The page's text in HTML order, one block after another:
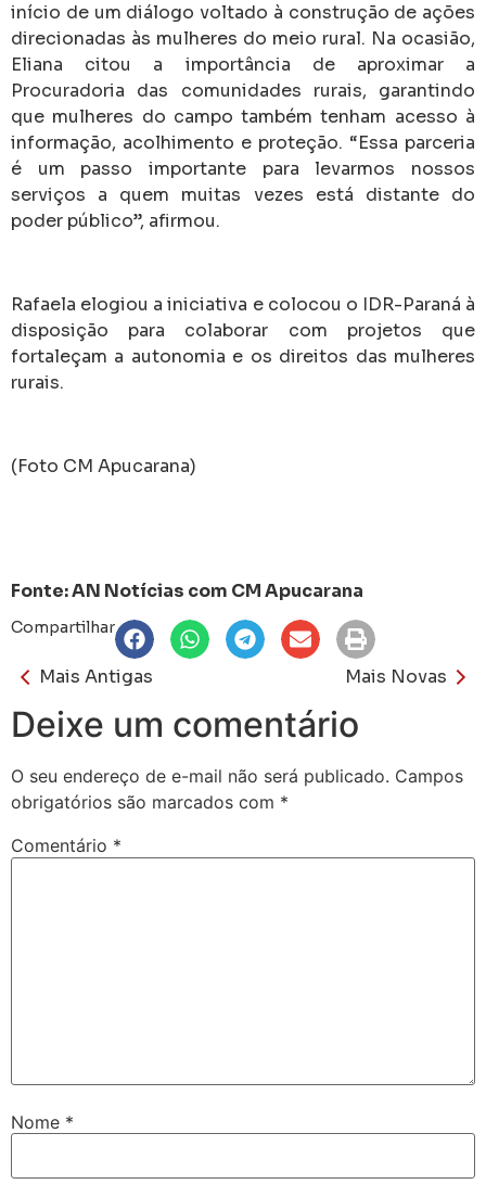
início de um diálogo voltado à construção de ações
direcionadas às mulheres do meio rural. Na ocasião,
Eliana citou a importância de aproximar a
Procuradoria das comunidades rurais, garantindo
que mulheres do campo também tenham acesso à
informação, acolhimento e proteção. “Essa parceria
é um passo importante para levarmos nossos
serviços a quem muitas vezes está distante do
poder público”, afirmou.
Rafaela elogiou a iniciativa e colocou o IDR-Paraná à
disposição para colaborar com projetos que
fortaleçam a autonomia e os direitos das mulheres
rurais.
(Foto CM Apucarana)
Fonte: AN Notícias com CM Apucarana
Compartilhar
Mais Antigas Mais Novas
Deixe um comentário
O seu endereço de e-mail não será publicado. Campos
obrigatórios são marcados com *
Comentário *
Nome *